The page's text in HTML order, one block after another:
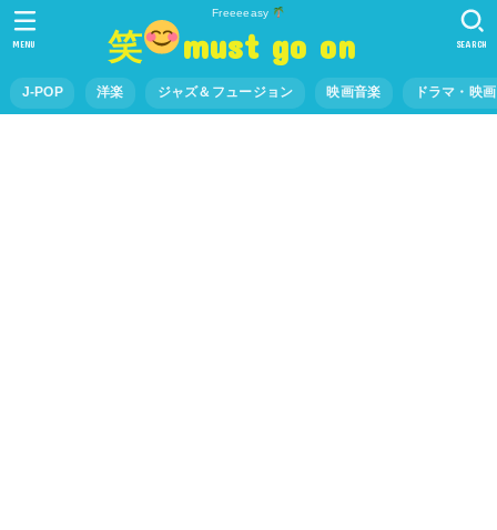
Freeeeasy
笑 must go on
J-POP 洋楽 ジャズ＆フュージョン 映画音楽 ドラマ・映
SEARCH
MENU